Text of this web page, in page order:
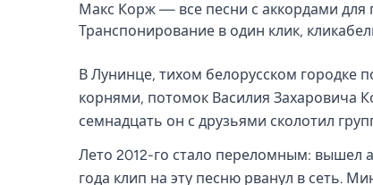
Макс Корж — все песни с аккордами для
Транспонирование в один клик,
В Лунинце, тихом белорусском городке
корнями, потомок Василия Захаровича
семнадцать он с друзьями сколотил
Лето 2012-го стало переломным: вышел
года клип на эту песню рванул в сеть.